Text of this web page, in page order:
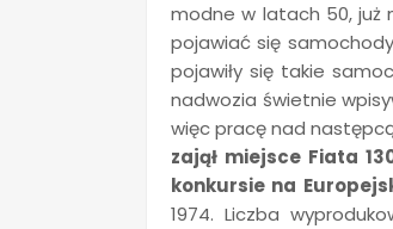
modne w latach 50, już
pojawiać się
pojawiły się takie
nadwozia świetnie
więc pracę nad
zajął miejsce Fiata
konkursie na
1974. Liczba